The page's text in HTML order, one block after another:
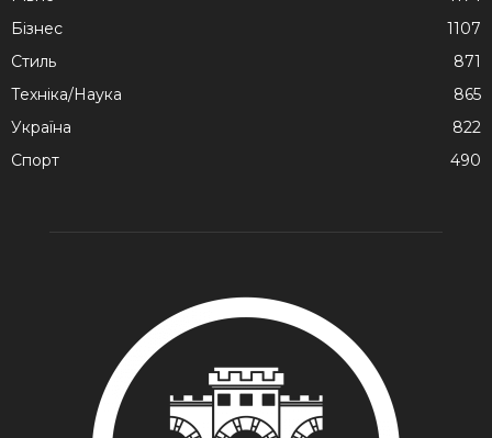
Бізнес
1107
Стиль
871
Техніка/Наука
865
Україна
822
Спорт
490